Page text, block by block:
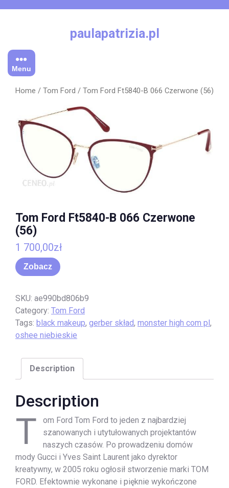
paulapatrizia.pl
Menu
Home / Tom Ford / Tom Ford Ft5840-B 066 Czerwone (56)
Tom Ford Ft5840-B 066 Czerwone
(56)
1 700,00zł
Zobacz
SKU: ae990bd806b9
Category: Tom Ford
Tags: black makeup, gerber skład, monster high com pl,
oshee niebieskie
Description
Description
T
om Ford Tom Ford to jeden z najbardziej
szanowanych i utytułowanych projektantów
naszych czasów. Po prowadzeniu domów
mody Gucci i Yves Saint Laurent jako dyrektor
kreatywny, w 2005 roku ogłosił stworzenie marki TOM
FORD. Efektownie wykonane i pięknie wykończone